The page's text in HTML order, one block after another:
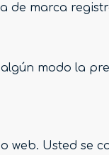
de marca
modo la
web. Usted se